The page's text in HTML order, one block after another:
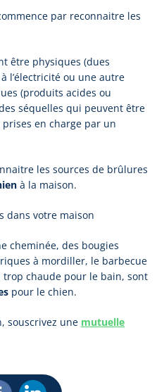
par reconnaitre les
être physiques (dues
l’électricité ou une autre
(produits acides ou
séquelles qui peuvent être
en charge par un
les sources de brûlures
à la maison.
dans votre maison
cheminée, des bougies
à mordiller, le barbecue
chaude pour le bain, sont
pour le chien.
souscrivez une mutuelle